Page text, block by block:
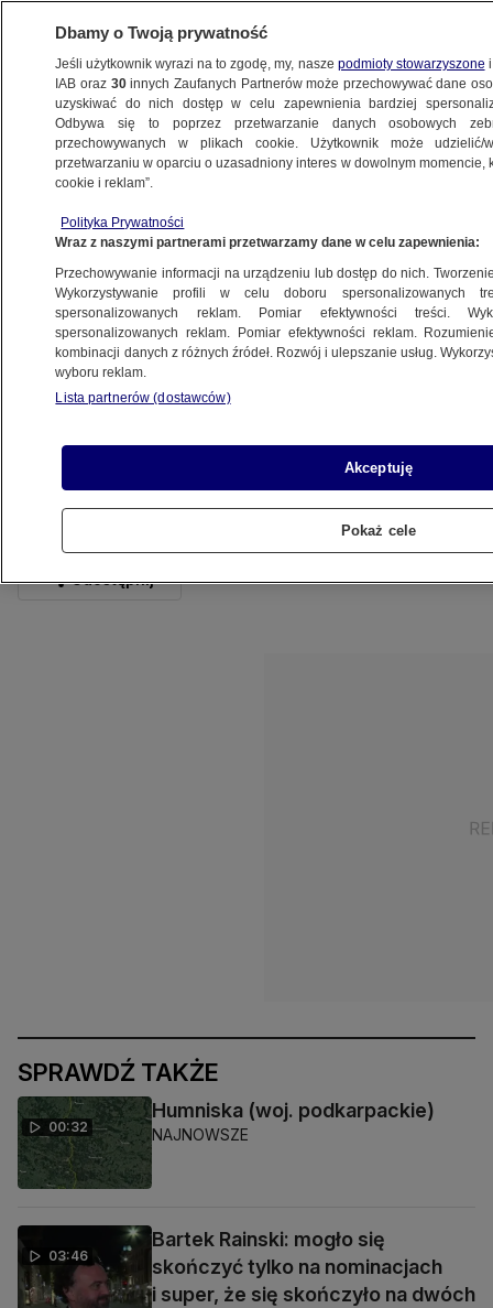
Schnepf o wspólnej wizycie Dudy i
Źródło zdjęcia głównego:
Udostępnij
SPRAWDŹ TAKŻE
00:32
Humniska (woj. podkarpackie)
NAJNOWSZE
03:46
Bartek Rainski: mogło się
skończyć tylko na nominacjach
i super, że się skończyło na dwóch
Dbamy o Twoją prywatność
Jeśli użytkownik wyrazi na to zgodę, my, nasze podmioty stowarzyszone
IAB oraz 30innych Zaufanych Partnerów może przechowywać dane
uzyskiwać do nich dostęp w celu zapewnienia bardziej
Odbywa się to poprzez przetwarzanie danych osobowych
przechowywanych w plikach cookie. Użytkownik może
przetwarzaniu w oparciu o uzasadniony interes w dowolnym momencie,
cookie i reklam”.
Polityka Prywatności
Wraz z naszymi partnerami przetwarzamy dane w celu zapewnienia:
Przechowywanie informacji na urządzeniu lub dostęp do nich.
Wykorzystywanie profili w celu doboru spersonalizowanych
spersonalizowanych reklam. Pomiar efektywności treści.
spersonalizowanych reklam. Pomiar efektywności reklam.
kombinacji danych z różnych źródeł. Rozwój i ulepszanie usług.
wyboru reklam.
Lista partnerów (dostawców)
Akceptuję
Pokaż cele